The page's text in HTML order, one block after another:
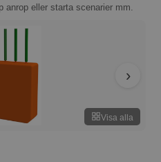
eller starta scenarier mm.
Visa alla